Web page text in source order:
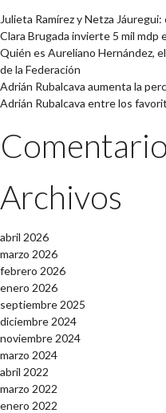
Julieta Ramírez y Netza
Clara Brugada invierte 5 mil mdp
Quién es Aureliano Hernández,
de la Federación
Adrián Rubalcava aumenta la
Adrián Rubalcava entre los
Archivos
abril 2026
marzo 2026
febrero 2026
enero 2026
septiembre 2025
diciembre 2024
noviembre 2024
marzo 2024
abril 2022
marzo 2022
enero 2022